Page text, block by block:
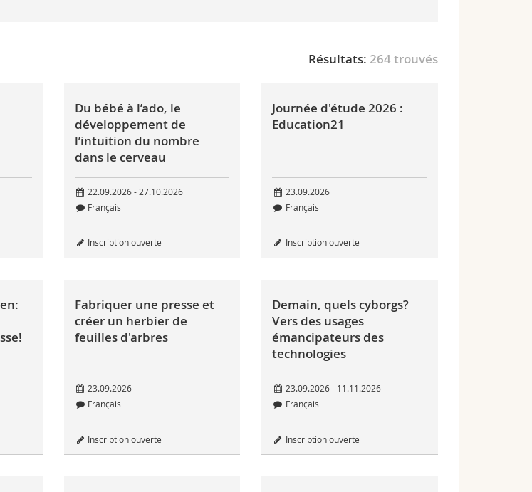
Résultats: 264 trouvés
Du bébé à l’ado, le
développement de
l’intuition du nombre
dans le cerveau
22.09.2026 - 27.10.2026
Français
Inscription ouverte
Journée d'étude 2026 :
Education21
23.09.2026
Français
Inscription ouverte
Fabriquer une presse et
créer un herbier de
feuilles d'arbres
23.09.2026
Français
Inscription ouverte
Demain, quels cyborgs?
Vers des usages
émancipateurs des
technologies
23.09.2026 - 11.11.2026
Français
Inscription ouverte